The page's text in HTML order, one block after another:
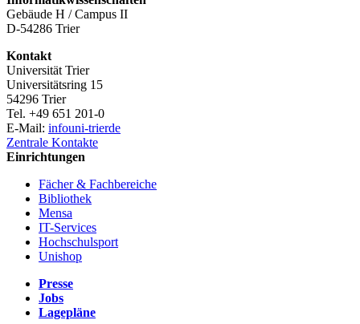
Gebäude H / Campus II
D-54286 Trier
Kontakt
Universität Trier
Universitätsring 15
54296 Trier
Tel. +49 651 201-0
E-Mail: infouni-trierde
Zentrale Kontakte
Einrichtungen
Fächer & Fachbereiche
Bibliothek
Mensa
IT-Services
Hochschulsport
Unishop
Presse
Jobs
Lagepläne